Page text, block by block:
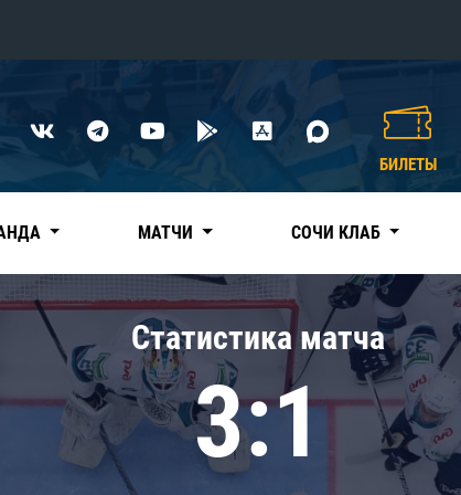
Нефтехимик
Дивизион Чернышева
Авангард
Адмирал
КХЛ
БИЛЕТЫ
МАТЧИ СОЧИ КЛАБ
Статистика матча
3:1